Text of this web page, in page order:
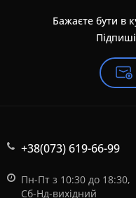
Бажаєте бути в
+38(073) 619-66-99
Пн-Пт з 10:30 до 18:30,
Сб-Нд-вихідний